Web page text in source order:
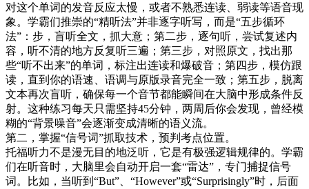
对这个单词的发音反应太慢，或者不熟悉连读、弱读等语音现
象。学霸们推崇的“精听法”并非逐字听写，而是“五步循环
法”：步，盲听全文，抓大意；第二步，逐句听，尝试复述内
容，听不清的地方反复听三遍；第三步，对照原文，找出那
些“听不出来”的单词，标注出连读和爆破音；第四步，模仿跟
读，直到你的语速、语调与原版录音完全一致；第五步，脱离
文本再次盲听，确保每一个音节都能瞬间在大脑中形成条件反
射。这种练习每天只需坚持45分钟，两周后你会发现，曾经模
糊的“背景噪音”会逐渐变成清晰的语义流。
第二，掌握“信号词”抓取技术，预判考点位置。
托福听力不是漫无目的地泛听，它是有极强逻辑规律的。学霸
们在听音时，大脑里会自动开启一套“雷达”，专门捕捉信号
词。比如，当听到“But”、“However”或“Surprisingly”时，后面